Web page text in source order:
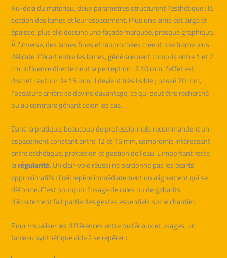
Au-delà du matériau, deux paramètres structurent l’esthétique : la
section des lames et leur espacement. Plus une lame est large et
épaisse, plus elle dessine une façade marquée, presque graphique.
À l’inverse, des lames fines et rapprochées créent une trame plus
délicate. L’écart entre les lames, généralement compris entre 1 et 2
cm, influence directement la perception : à 10 mm, l’effet est
discret ; autour de 15 mm, il devient très lisible ; passé 20 mm,
l’ossature arrière se devine davantage, ce qui peut être recherché
ou au contraire gênant selon les cas.
Dans la pratique, beaucoup de professionnels recommandent un
espacement constant entre 12 et 15 mm, compromis intéressant
entre esthétique, protection et gestion de l’eau. L’important reste
larégularité. Un clair-voie réussi ne pardonne pas les écarts
approximatifs : l’œil repère immédiatement un alignement qui se
déforme. C’est pourquoi l’usage de cales ou de gabarits
d’écartement fait partie des gestes essentiels sur le chantier.
Pour visualiser les différences entre matériaux et usages, un
tableau synthétique aide à se repérer :